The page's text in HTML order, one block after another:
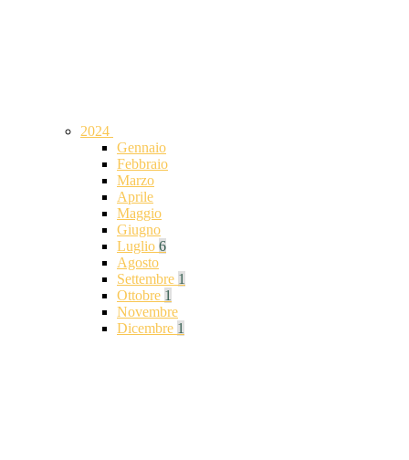
2024
Gennaio
Febbraio
Marzo
Aprile
Maggio
Giugno
Luglio 6
Agosto
Settembre 1
Ottobre 1
Novembre
Dicembre 1